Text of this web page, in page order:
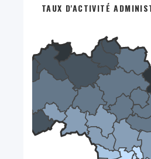
TAUX D'ACTIVITÉ